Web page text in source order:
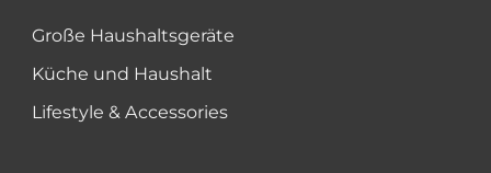
Große Haushaltsgeräte
Küche und Haushalt
Lifestyle & Accessories